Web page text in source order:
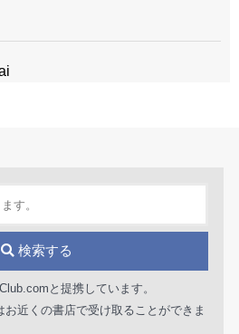
検索する
と提携しています。
近くの書店で受け取ることができま